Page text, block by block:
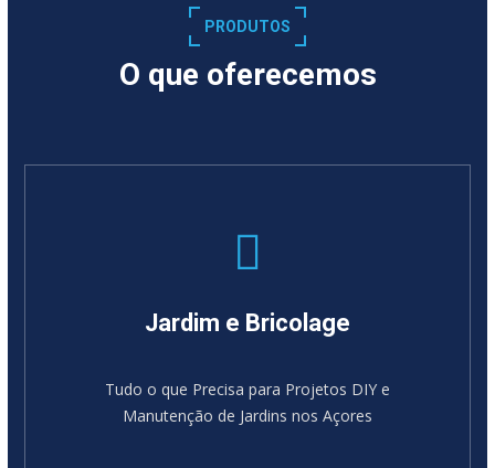
PRODUTOS
O que oferecemos
Jardim e Bricolage
Tudo o que Precisa para Projetos DIY e
Manutenção de Jardins nos Açores